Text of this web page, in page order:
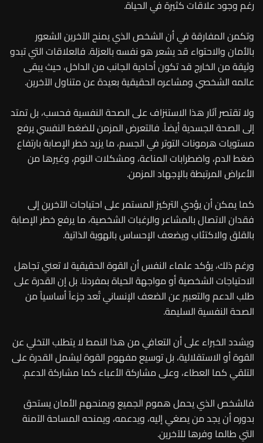
رغم وجود علاقات كثيرة في الحياة.
وتكمن المفارقة في أن الشخص الذي يمنح الآخرين الشعور
بالأمان والاحتواء قد يشعر هو نفسه بالعزلة. فالعلاقات التي تبدو
وثيقة من الخارج قد تكون أحادية الجانب من الداخل، حيث يبقى
عالمه الشخصي ومشاعره الحقيقية بعيدة عن متناول الآخرين.
ولا تقتصر آثار هذا الاستنزاف على الصحة النفسية فحسب، بل تمتد
إلى الصحة الجسدية أيضاً. فالتعرض المزمن للضغط النفسي يرفع
مستويات هرمونات التوتر في الجسم، ما يزيد خطر الإصابة بارتفاع
ضغط الدم، واضطرابات المناعة، ومشكلات النوم، وغيرها من
الأعراض المرتبطة بالإجهاد المزمن.
كما يمكن أن يؤدي التركيز المستمر على احتياجات الآخرين إلى
فقدان الاتصال بالمشاعر والرغبات الشخصية، ما يرفع خطر الإصابة
بالقلق والاكتئاب ويضعف الإحساس بالهوية الذاتية.
ورغم ذلك، يؤكد علماء النفس أن القوة الحقيقية لا تعني تجاهل
الاحتياجات الشخصية أو مواجهة الحياة بمفردنا. بل إن القدرة على
طلب الدعم والتعبير عن الضعف الإنساني تُعد جزءاً أساسياً من
الصحة النفسية السليمة.
ويشدد الخبراء على أن التعافي من هذا النمط لا يتطلب التخلي عن
القوة أو الاستقلالية، بل توسيع مفهوم القوة ليشمل القدرة على
التلقي كما العطاء، وعلى مشاركة الأعباء كما مشاركة الدعم.
فالشخص الذي يحمل هموم الجميع ويمنحهم الأمان يستحق
بدوره أن يجد من يصغي إليه، ويدعمه، ويمنحه المساحة الآمنة
التي طالما وفرها للآخرين.